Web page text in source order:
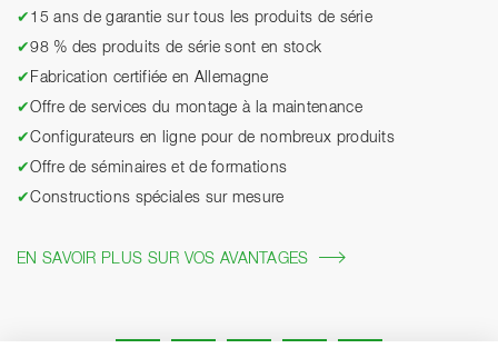
✔ 15 ans de garantie sur tous les produits de série
✔98 % des produits de série sont en stock
✔ Fabrication certifiée en Allemagne
✔Offre de services du montage à la maintenance
✔Configurateurs en ligne pour de nombreux produits
✔Offre de séminaires et de formations
✔Constructions spéciales sur mesure
EN SAVOIR PLUS SUR VOS AVANTAGES